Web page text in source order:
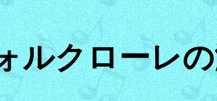
ルクローレ